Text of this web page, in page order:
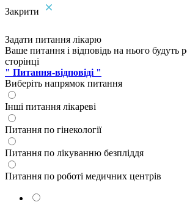
Закрити
Задати питання лікарю
Ваше питання і відповідь на нього будуть
сторінці
" Питання-відповіді "
Виберіть напрямок питання
Інші питання лікареві
Питання по гінекології
Питання по лікуванню безпліддя
Питання по роботі медичних центрів